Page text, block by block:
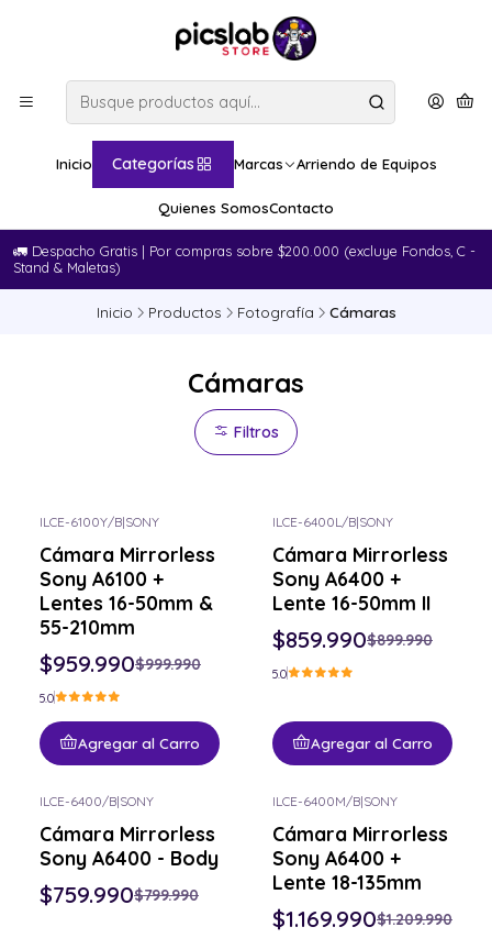
Inicio Categorías Marcas Arriendo de Equipos
Quienes SomosContacto
🚛​ Despacho Gratis | Por compras sobre $200.000 (excluye Fondos, C -
Stand & Maletas)
Inicio Productos Fotografía Cámaras
Cámaras
Filtros
ILCE-6100Y/B|SONY
Cámara Mirrorless
Sony A6100 +
Lentes 16-50mm &
55-210mm
$959.990$999.990
5.0
Agregar al Carro
ILCE-6400L/B|SONY
Cámara Mirrorless
Sony A6400 +
Lente 16-50mm II
$859.990$899.990
5.0
Agregar al Carro
ILCE-6400/B|SONY
Cámara Mirrorless
Sony A6400 - Body
$759.990$799.990
ILCE-6400M/B|SONY
Cámara Mirrorless
Sony A6400 +
Lente 18-135mm
$1.169.990$1.209.990